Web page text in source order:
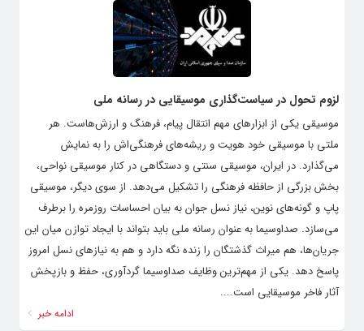
لزوم تحول در سیاست‌گذاری موسیقایی در رسانه ملی
موسیقی یکی از ابزارهای مهم انتقال پیام، فرهنگ و ارزش‌هاست. هر
ملتی با موسیقی خود هویت و ریشه‌های فرهنگی‌اش را به نمایش
می‌گذارد. در ایران، موسیقی سنتی و دستگاهی در کنار موسیقی نواحی،
بخش بزرگی از حافظه فرهنگی را تشکیل می‌دهد. از سوی دیگر، موسیقی
پاپ و گونه‌های نوین، نیاز نسل جوان به بیان احساسات روزمره را برطرف
می‌سازد. صداوسیما به عنوان رسانه ملی باید بتواند با ایجاد توازن میان این
جریان‌ها، هم میراث گذشتگان را زنده نگه دارد و هم به نیازهای نسل امروز
پاسخ دهد. یکی از مهم‌ترین وظایف صداوسیما گردآوری، حفظ و بازپخش
آثار فاخر موسیقایی است....
ادامه خبر